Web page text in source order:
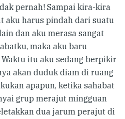
pernah! Sampai kira-kira
aku harus pindah dari suatu
dan aku merasa sangat
maka aku baru
itu aku sedang berpikir
akan duduk diam di ruang
apapun, ketika sahabat
grup merajut mingguan
dua jarum perajut di